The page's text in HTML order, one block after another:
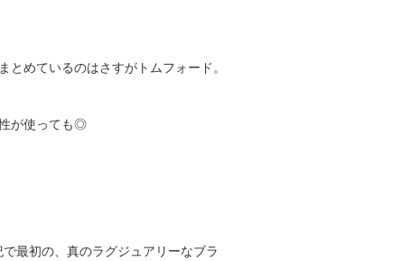
めているのはさすがトムフォード。
が使っても◎
最初の、真のラグジュアリーなブラ